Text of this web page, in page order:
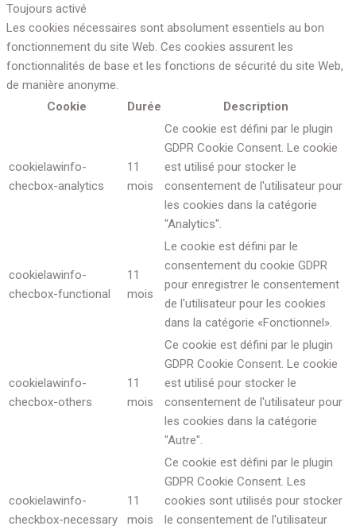
Toujours activé
Les cookies nécessaires sont absolument essentiels au bon
fonctionnement du site Web. Ces cookies assurent les
fonctionnalités de base et les fonctions de sécurité du site Web,
de manière anonyme.
Cookie
Durée Description
cookielawinfo-
checbox-analytics
11
mois
Ce cookie est défini par le plugin
GDPR Cookie Consent. Le cookie
est utilisé pour stocker le
consentement de l'utilisateur pour
les cookies dans la catégorie
"Analytics".
cookielawinfo-
checbox-functional
11
mois
Le cookie est défini par le
consentement du cookie GDPR
pour enregistrer le consentement
de l'utilisateur pour les cookies
dans la catégorie «Fonctionnel».
cookielawinfo-
checbox-others
11
mois
Ce cookie est défini par le plugin
GDPR Cookie Consent. Le cookie
est utilisé pour stocker le
consentement de l'utilisateur pour
les cookies dans la catégorie
"Autre".
cookielawinfo-
checkbox-necessary
11
mois
Ce cookie est défini par le plugin
GDPR Cookie Consent. Les
cookies sont utilisés pour stocker
le consentement de l'utilisateur